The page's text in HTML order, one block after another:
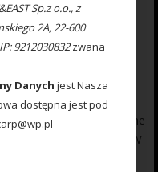
DO
podajnika BIG BOYLE
MAD CARP to niezbędne
na method feeder. W
wraz z haczykiem
Sp.z o.o., z
2A, 22-600
9212030832zwana
Danych jest Nasza
dostępna jest pod